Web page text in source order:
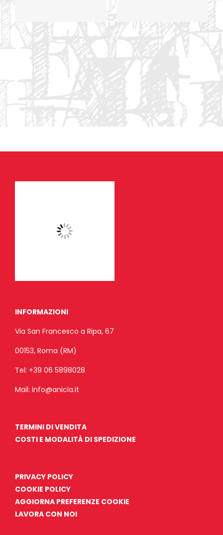
INFORMAZIONI
Via San Francesco a Ripa, 67
00153, Roma (RM)
Tel: +39 06 5898028
Mail: info@anicia.it
TERMINI DI VENDITA
COSTI E MODALITÀ DI SPEDIZIONE
PRIVACY POLICY
COOKIE POLICY
AGGIORNA PREFERENZE COOKIE
LAVORA CON NOI